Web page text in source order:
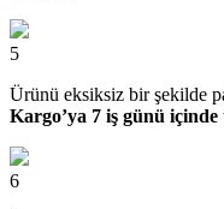
5
Ürünü eksiksiz bir şekilde
Kargo’ya 7 iş günü içinde
6